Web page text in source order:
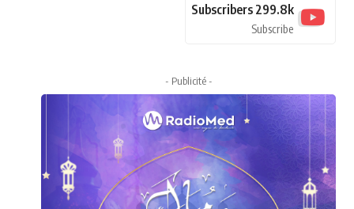
299.8k
Subscribers
Subscribe
- Publicité -